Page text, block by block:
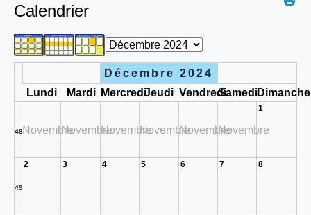
Calendrier
Décembre 2024
Lundi
Mardi MercrediJeudi VendrediSamediDimanche
48NovembreNovembreNovembreNovembreNovembreNovembre
1
49
2 3 4 5 6 7 8